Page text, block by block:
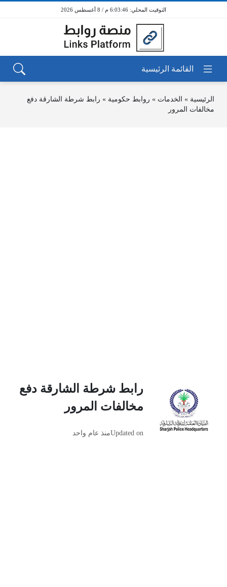
6:03:46 م / 8 أغسطس 2026
الرئيسية » الخدمات » روابط حكومية » رابط شرطة الشارقة دفع
مخالفات المرور
رابط شرطة الشارقة دفع
مخالفات المرور
Updated onمنذ عام واحد